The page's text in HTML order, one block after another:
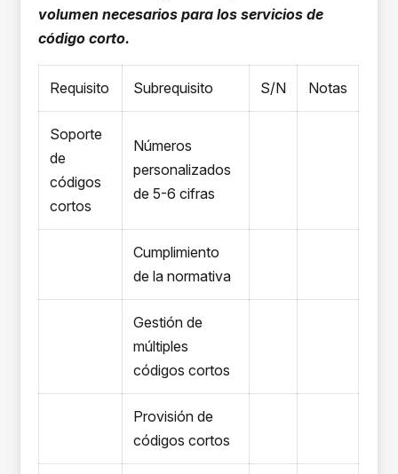
volumen necesarios para los servicios de
código corto.
Requisito Subrequisito S/N Notas
Soporte
de
códigos
cortos
Números
personalizados
de 5-6 cifras
Cumplimiento
de la normativa
Gestión de
múltiples
códigos cortos
Provisión de
códigos cortos